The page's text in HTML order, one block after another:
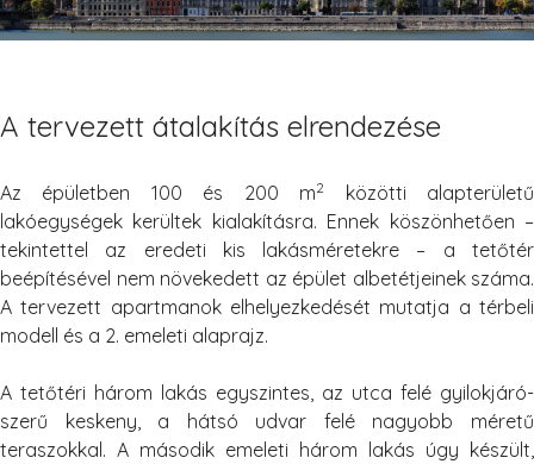
A tervezett átalakítás elrendezése
Az épületben 100 és 200 m2
közötti alapterületű
lakóegységek kerültek kialakításra. Ennek köszönhetően –
tekintettel az eredeti kis lakásméretekre – a tetőtér
beépítésével nem növekedett az épület albetétjeinek száma.
A tervezett apartmanok elhelyezkedését mutatja a térbeli
modell és a 2. emeleti alaprajz.
A tetőtéri három lakás egyszintes, az utca felé gyilokjáró-
szerű keskeny, a hátsó udvar felé nagyobb méretű
teraszokkal. A második emeleti három lakás úgy készült,